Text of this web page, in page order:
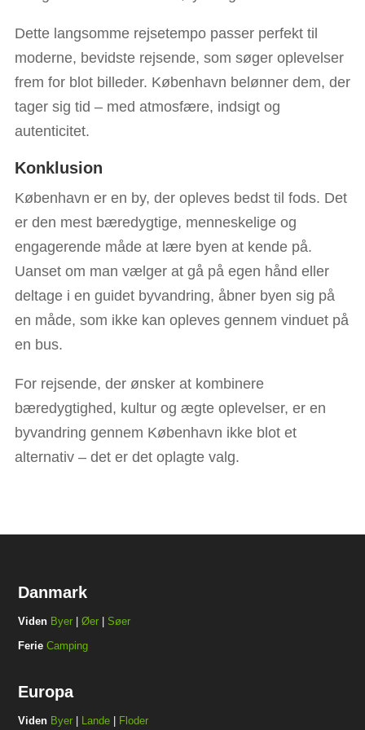
Dette langsomme rejsetempo passer perfekt til
moderne, bevidste rejsende, som søger oplevelser
frem for blot billeder. København belønner dem, der
tager sig tid – med atmosfære, indsigt og
autenticitet.
Konklusion
København er en by, der opleves bedst til fods. Det
er den mest bæredygtige, menneskelige og
engagerende måde at lære byen at kende på.
Uanset om man vælger at gå på egen hånd eller
deltage i en guidet byvandring, åbner byen sig på
en måde, som ikke kan opleves gennem vinduet på
en bus.
For rejsende, der ønsker at kombinere
bæredygtighed, kultur og ægte oplevelser, er en
byvandring gennem København ikke blot et
alternativ – det er det oplagte valg.
Danmark
Viden Byer |Øer |Søer
Ferie Camping
Europa
Viden Byer Lande Floder